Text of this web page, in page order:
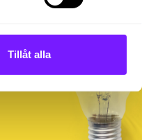
Tillåt alla